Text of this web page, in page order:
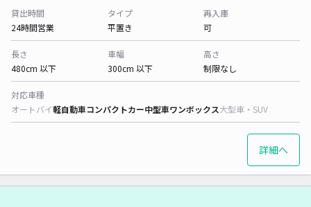
貸出時間
24時間営業
タイプ
平置き
再入庫
可
長さ
480cm 以下
車幅
300cm 以下
高さ
制限なし
対応車種
オートバイ軽自動車コンパクトカー中型車ワンボックス大型車・SUV
詳細へ